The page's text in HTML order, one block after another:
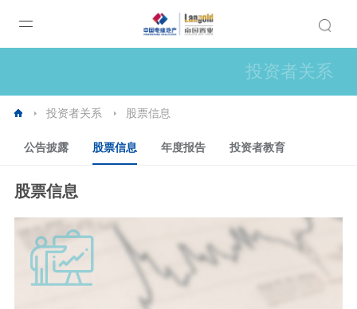
投资者关系
投资者关系 股票信息
公告披露 股票信息 年度报告 投资者教育
股票信息